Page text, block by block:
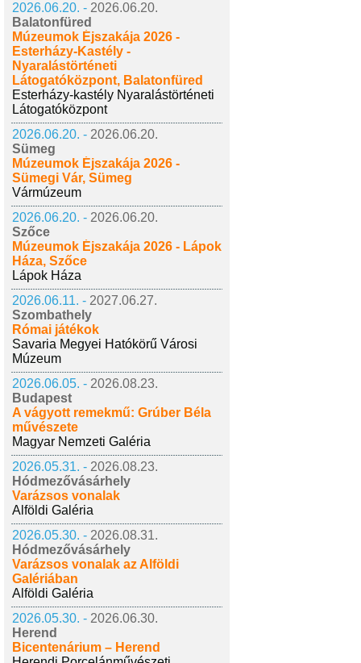
2026.06.20. - 2026.06.20.
Balatonfüred
Múzeumok Éjszakája 2026 -
Esterházy-Kastély -
Nyaralástörténeti
Látogatóközpont, Balatonfüred
Esterházy-kastély Nyaralástörténeti
Látogatóközpont
2026.06.20. - 2026.06.20.
Sümeg
Múzeumok Éjszakája 2026 -
Sümegi Vár, Sümeg
Vármúzeum
2026.06.20. - 2026.06.20.
Szőce
Múzeumok Éjszakája 2026 - Lápok
Háza, Szőce
Lápok Háza
2026.06.11. - 2027.06.27.
Szombathely
Római játékok
Savaria Megyei Hatókörű Városi
Múzeum
2026.06.05. - 2026.08.23.
Budapest
A vágyott remekmű: Grúber Béla
művészete
Magyar Nemzeti Galéria
2026.05.31. - 2026.08.23.
Hódmezővásárhely
Varázsos vonalak
Alföldi Galéria
2026.05.30. - 2026.08.31.
Hódmezővásárhely
Varázsos vonalak az Alföldi
Galériában
Alföldi Galéria
2026.05.30. - 2026.06.30.
Herend
Bicentenárium – Herend